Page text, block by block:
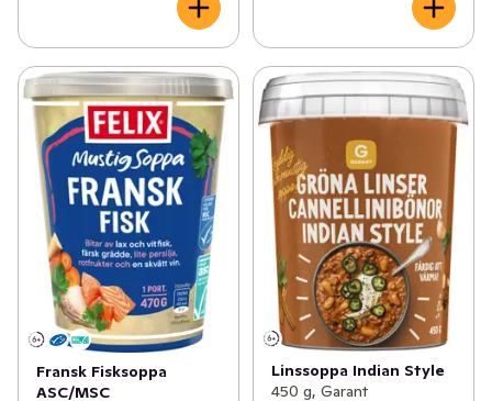
Fransk Fisksoppa
ASC/MSC
Linssoppa Indian Style
450 g, Garant